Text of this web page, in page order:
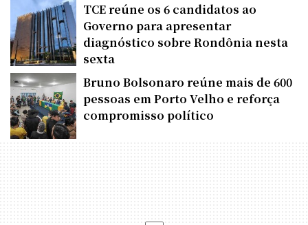
TCE reúne os 6 candidatos ao
Governo para apresentar
diagnóstico sobre Rondônia nesta
sexta
Bruno Bolsonaro reúne mais de 600
pessoas em Porto Velho e reforça
compromisso político